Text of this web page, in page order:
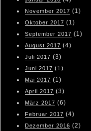
November 2017 (1)
Oktober 2017 (1)
September 2017 (1)
August 2017 (4)
Juli 2017 (3)
Juni 2017 (1)
Mai 2017 (1)
April 2017 (3)
März 2017 (6)
Februar 2017 (4)
Dezember 2016 (2)